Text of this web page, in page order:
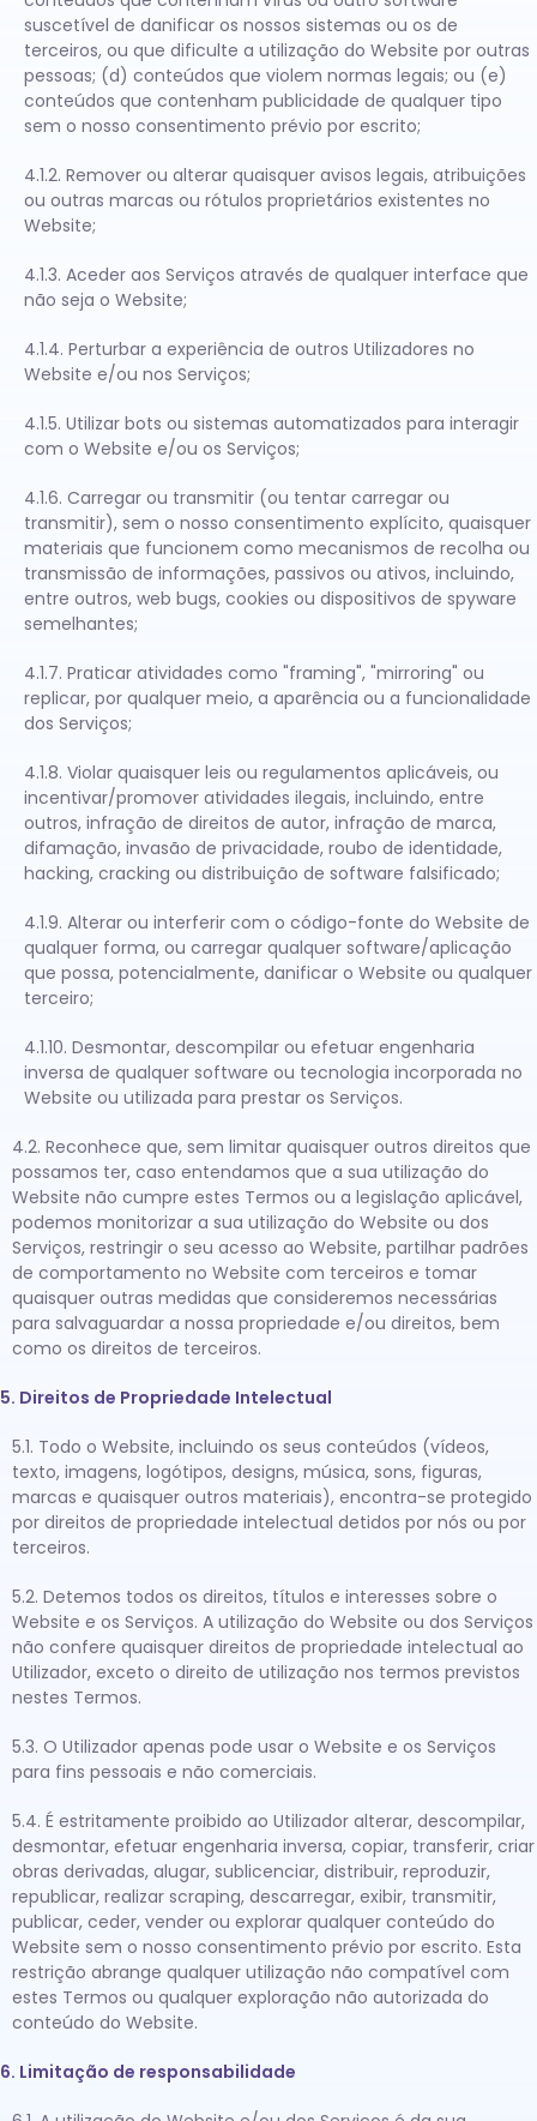
suscetível de danificar os nossos sistemas ou os de
terceiros, ou que dificulte a utilização do Website por outras
pessoas; (d) conteúdos que violem normas legais; ou (e)
conteúdos que contenham publicidade de qualquer tipo
sem o nosso consentimento prévio por escrito;
4.1.2. Remover ou alterar quaisquer avisos legais, atribuições
ou outras marcas ou rótulos proprietários existentes no
Website;
4.1.3. Aceder aos Serviços através de qualquer interface que
não seja o Website;
4.1.4. Perturbar a experiência de outros Utilizadores no
Website e/ou nos Serviços;
4.1.5. Utilizar bots ou sistemas automatizados para interagir
com o Website e/ou os Serviços;
4.1.6. Carregar ou transmitir (ou tentar carregar ou
transmitir), sem o nosso consentimento explícito, quaisquer
materiais que funcionem como mecanismos de recolha ou
transmissão de informações, passivos ou ativos, incluindo,
entre outros, web bugs, cookies ou dispositivos de spyware
semelhantes;
4.1.7. Praticar atividades como "framing", "mirroring" ou
replicar, por qualquer meio, a aparência ou a funcionalidade
dos Serviços;
4.1.8. Violar quaisquer leis ou regulamentos aplicáveis, ou
incentivar/promover atividades ilegais, incluindo, entre
outros, infração de direitos de autor, infração de marca,
difamação, invasão de privacidade, roubo de identidade,
hacking, cracking ou distribuição de software falsificado;
4.1.9. Alterar ou interferir com o código-fonte do Website de
qualquer forma, ou carregar qualquer software/aplicação
que possa, potencialmente, danificar o Website ou qualquer
terceiro;
4.1.10. Desmontar, descompilar ou efetuar engenharia
inversa de qualquer software ou tecnologia incorporada no
Website ou utilizada para prestar os Serviços.
4.2. Reconhece que, sem limitar quaisquer outros direitos que
possamos ter, caso entendamos que a sua utilização do
Website não cumpre estes Termos ou a legislação aplicável,
podemos monitorizar a sua utilização do Website ou dos
Serviços, restringir o seu acesso ao Website, partilhar padrões
de comportamento no Website com terceiros e tomar
quaisquer outras medidas que consideremos necessárias
para salvaguardar a nossa propriedade e/ou direitos, bem
como os direitos de terceiros.
5. Direitos de Propriedade Intelectual
5.1. Todo o Website, incluindo os seus conteúdos (vídeos,
texto, imagens, logótipos, designs, música, sons, figuras,
marcas e quaisquer outros materiais), encontra-se protegido
por direitos de propriedade intelectual detidos por nós ou por
terceiros.
5.2. Detemos todos os direitos, títulos e interesses sobre o
Website e os Serviços. A utilização do Website ou dos Serviços
não confere quaisquer direitos de propriedade intelectual ao
Utilizador, exceto o direito de utilização nos termos previstos
nestes Termos.
5.3. O Utilizador apenas pode usar o Website e os Serviços
para fins pessoais e não comerciais.
5.4. É estritamente proibido ao Utilizador alterar, descompilar,
desmontar, efetuar engenharia inversa, copiar, transferir, criar
obras derivadas, alugar, sublicenciar, distribuir, reproduzir,
republicar, realizar scraping, descarregar, exibir, transmitir,
publicar, ceder, vender ou explorar qualquer conteúdo do
Website sem o nosso consentimento prévio por escrito. Esta
restrição abrange qualquer utilização não compatível com
estes Termos ou qualquer exploração não autorizada do
conteúdo do Website.
6. Limitação de responsabilidade